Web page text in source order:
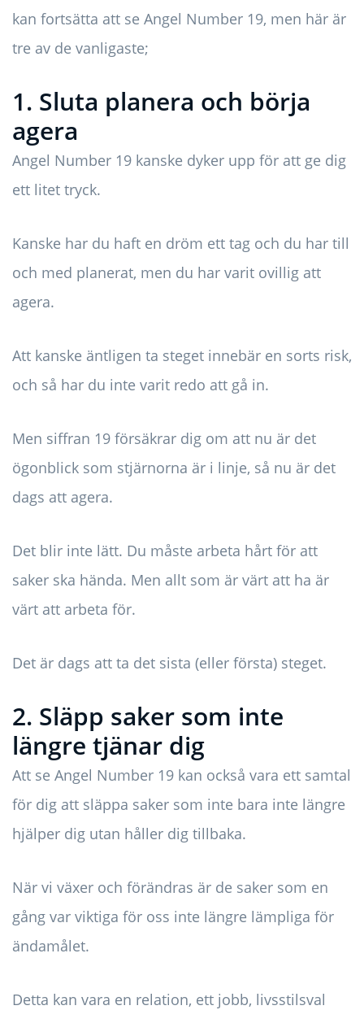
kan fortsätta att se Angel Number 19, men här är
tre av de vanligaste;
1. Sluta planera och börja
agera
Angel Number 19 kanske dyker upp för att ge dig
ett litet tryck.
Kanske har du haft en dröm ett tag och du har till
och med planerat, men du har varit ovillig att
agera.
Att kanske äntligen ta steget innebär en sorts risk,
och så har du inte varit redo att gå in.
Men siffran 19 försäkrar dig om att nu är det
ögonblick som stjärnorna är i linje, så nu är det
dags att agera.
Det blir inte lätt. Du måste arbeta hårt för att
saker ska hända. Men allt som är värt att ha är
värt att arbeta för.
Det är dags att ta det sista (eller första) steget.
2. Släpp saker som inte
längre tjänar dig
Att se Angel Number 19 kan också vara ett samtal
för dig att släppa saker som inte bara inte längre
hjälper dig utan håller dig tillbaka.
När vi växer och förändras är de saker som en
gång var viktiga för oss inte längre lämpliga för
ändamålet.
Detta kan vara en relation, ett jobb, livsstilsval